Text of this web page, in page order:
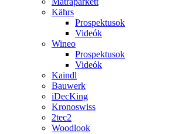
Kährs
Prospektusok
Videók
Wineo
Prospektusok
Videók
Kaindl
Bauwerk
iDecKing
Kronoswiss
2tec2
Woodlook